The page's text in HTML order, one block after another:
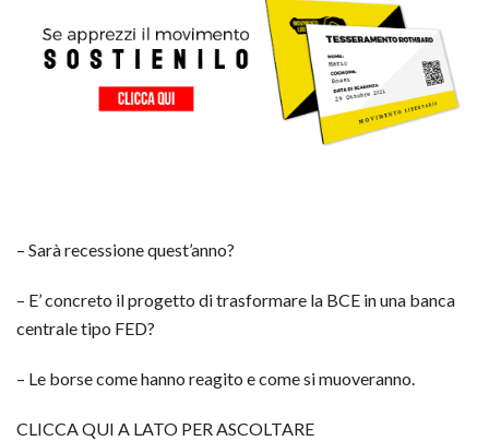
– Sarà recessione quest’anno?
– E’ concreto il progetto di trasformare la BCE in una banca
centrale tipo FED?
– Le borse come hanno reagito e come si muoveranno.
CLICCA QUI A LATO PER ASCOLTARE